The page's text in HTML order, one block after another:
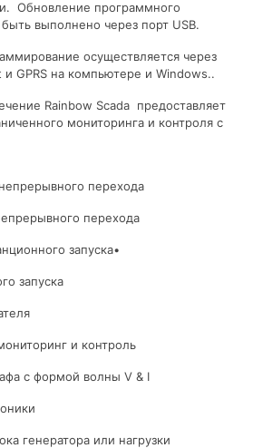
Обновление программного
выполнено через порт USB.
осуществляется через
и GPRS на компьютере и Windows..
Rainbow Scada предоставляет
мониторинга и контроля с
перехода
перехода
запуска•
запуска
и контроль
с формой волны V & I
генератора или нагрузки